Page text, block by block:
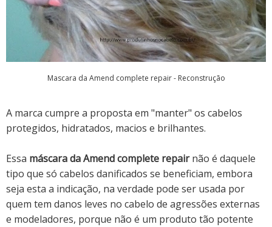
Mascara da Amend complete repair - Reconstrução
A marca cumpre a proposta em "manter" os cabelos
protegidos, hidratados, macios e brilhantes.
Essa máscara da Amend complete repairnão é daquele
tipo que só cabelos danificados se beneficiam, embora
seja esta a indicação, na verdade pode ser usada por
quem tem danos leves no cabelo de agressões externas
e modeladores, porque não é um produto tão potente